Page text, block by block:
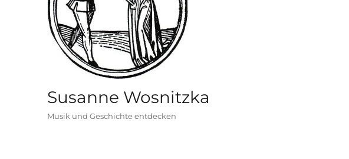
Susanne Wosnitzka
Musik und Geschichte entdecken